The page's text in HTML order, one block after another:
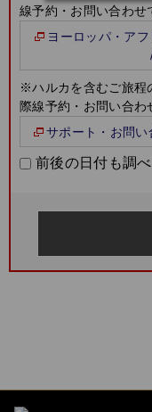
線予約・お問い合わせ
ヨーロッパ・ア
※ハルカを含むご旅程
際線予約・お問い合わ
サポート・お問い
前後の日付も調